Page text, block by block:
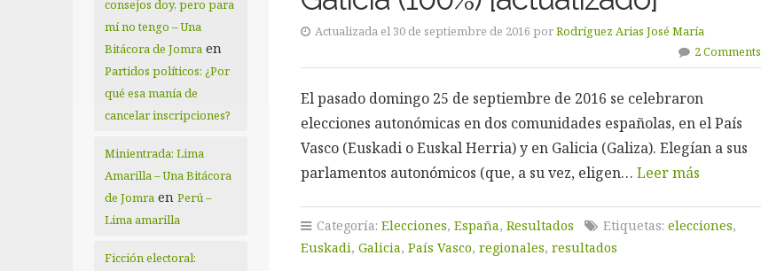
consejos doy, pero para
mí no tengo – Una
Bitácora de Jomra en
Partidos políticos: ¿Por
qué esa manía de
cancelar inscripciones?
Minientrada: Lima
Amarilla – Una Bitácora
de Jomra en Perú –
Lima amarilla
Ficción electoral:
Actualizada el 30 de septiembre de 2016 porRodríguez Arias José María
2 Comments
El pasado domingo 25 de septiembre de 2016 se celebraron
elecciones autonómicas en dos comunidades españolas, en el País
Vasco (Euskadi o Euskal Herria) y en Galicia (Galiza). Elegían a sus
parlamentos autonómicos (que, a su vez, eligen… Leer más
Categoría: Elecciones, España, Resultados Etiquetas: elecciones,
Euskadi, Galicia, País Vasco, regionales, resultados